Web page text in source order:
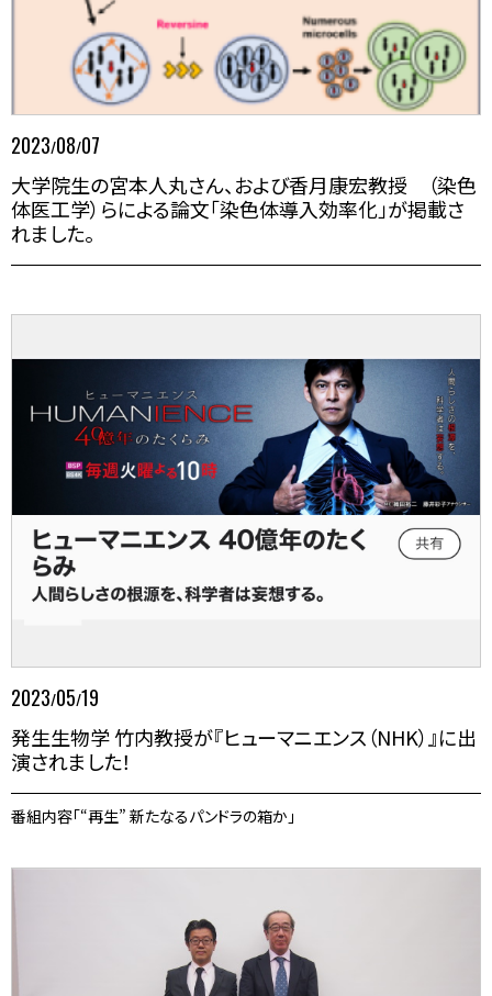
2023/08/07
大学院生の宮本人丸さん、および香月康宏教授 （染色
体医工学）らによる論文「染色体導入効率化」が掲載さ
れました。
2023/05/19
発生生物学 竹内教授が『ヒューマニエンス（NHK）』に出
演されました！
番組内容「“再生” 新たなるパンドラの箱か」